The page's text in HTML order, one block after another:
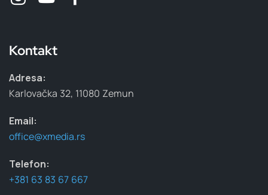
Kontakt
Adresa:
Karlovačka 32, 11080 Zemun
Email:
office@xmedia.rs
Telefon:
+381 63 83 67 667